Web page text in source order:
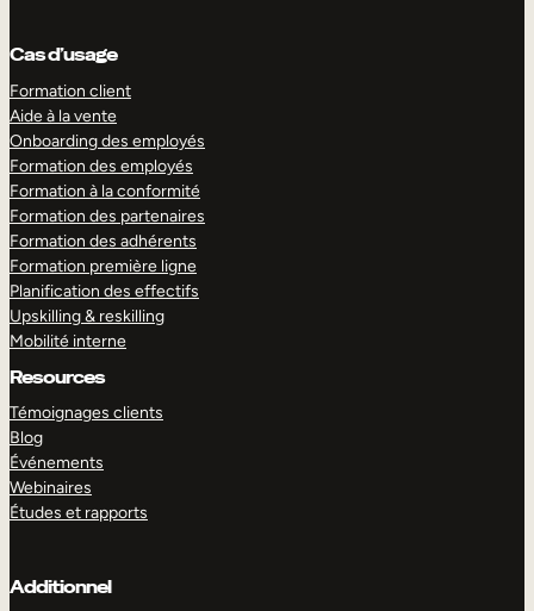
Cas d’usage
Formation client
Aide à la vente
Onboarding des employés
Formation des employés
Formation à la conformité
Formation des partenaires
Formation des adhérents
Formation première ligne
Planification des effectifs
Upskilling & reskilling
Mobilité interne
Resources
Témoignages clients
Blog
Événements
Webinaires
Études et rapports
Additionnel